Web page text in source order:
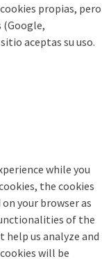
propias, pero
(Google,
aceptas su uso.
while you
the cookies
your browser as
of the
us analyze and
will be